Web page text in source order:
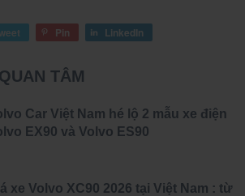
Pin LinkedIn
TÂM
Car Việt Nam hé lộ 2 mẫu xe điện
EX90 và Volvo ES90
xe Volvo XC90 2026 tại Việt Nam : từ